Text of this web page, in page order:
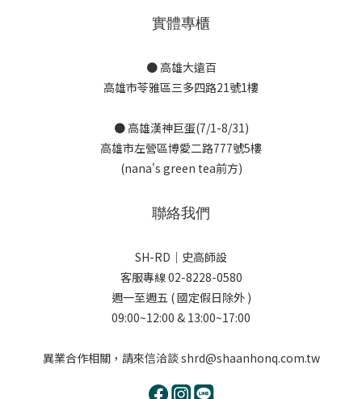
實體專櫃
● 高雄大遠百
高雄市苓雅區三多四路21號1樓
● 高雄漢神巨蛋(7/1-8/31)
高雄市左營區博愛二路777號5樓
(nana's green tea前方)
聯絡我們
SH-RD｜史高師設
客服專線 02-8228-0580
週一至週五 ( 國定假日除外 )
09:00~12:00 & 13:00~17:00
異業合作相關，請來信洽談 shrd@shaanhonq.com.tw